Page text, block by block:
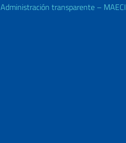
Administración transparente – MAECI